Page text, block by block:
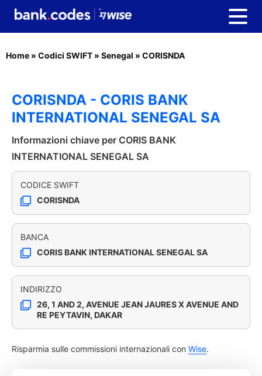
Home » Codici SWIFT » Senegal » CORISNDA
CORISNDA - CORIS BANK
INTERNATIONAL SENEGAL SA
Informazioni chiave per CORIS BANK
INTERNATIONAL SENEGAL SA
CODICE SWIFT
CORISNDA
BANCA
CORIS BANK INTERNATIONAL SENEGAL SA
INDIRIZZO
26, 1 AND 2, AVENUE JEAN JAURES X AVENUE AND
RE PEYTAVIN, DAKAR
Risparmia sulle commissioni internazionali con Wise.